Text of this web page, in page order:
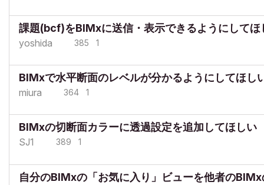
課題(bcf)をBIMxに送信・表示できるようにしてほ
yoshida 385 1
BIMxで水平断面のレベルが分かるようにしてほし
miura 364 1
BIMxの切断面カラーに透過設定を追加してほしい
SJ1 389 1
自分のBIMxの「お気に入り」ビューを他者の